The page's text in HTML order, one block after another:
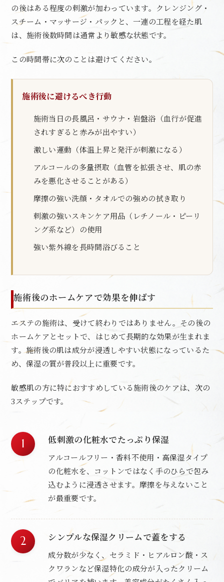
の後はある程度の刺激が加わっています。クレンジング・
スチーム・マッサージ・パックと、一連の工程を経た肌
は、施術後数時間は通常より敏感な状態です。
この時間帯に次のことは避けてください。
施術後に避けるべき行動
施術当日の長風呂・サウナ・岩盤浴（血行が促進
されすぎると赤みが出やすい）
激しい運動（体温上昇と発汗が刺激になる）
アルコールの多量摂取（血管を拡張させ、肌の赤
みを悪化させることがある）
摩擦の強い洗顔・タオルでの強めの拭き取り
刺激の強いスキンケア用品（レチノール・ピーリ
ング系など）の使用
強い紫外線を長時間浴びること
施術後のホームケアで効果を伸ばす
エステの施術は、受けて終わりではありません。その後の
ホームケアとセットで、はじめて長期的な効果が生まれま
す。施術後の肌は成分が浸透しやすい状態になっているた
め、保湿の質が普段以上に重要です。
敏感肌の方に特におすすめしている施術後のケアは、次の
3ステップです。
低刺激の化粧水でたっぷり保湿
アルコールフリー・香料不使用・高保湿タイプ
の化粧水を、コットンではなく手のひらで包み
込むように浸透させます。摩擦を与えないこと
が最重要です。
シンプルな保湿クリームで蓋をする
成分数が少なく、セラミド・ヒアルロン酸・ス
クワランなど保湿特化の成分が入ったクリーム